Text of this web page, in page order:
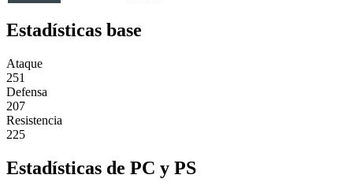
Estadísticas base
Ataque
251
Defensa
207
Resistencia
225
Estadísticas de PC y PS